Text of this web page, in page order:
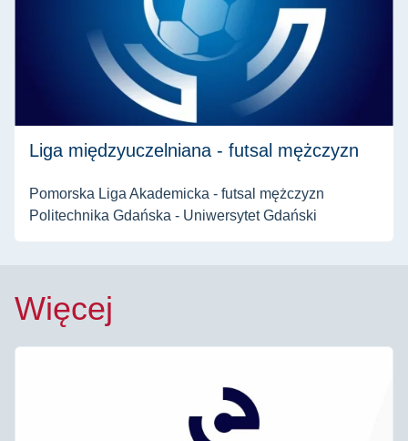
Liga międzyuczelniana - futsal mężczyzn
Pomorska Liga Akademicka - futsal mężczyzn
Politechnika Gdańska - Uniwersytet Gdański
Więcej